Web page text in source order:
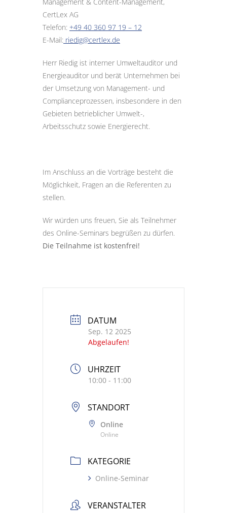
Management & Content-Management,
CertLex AG
Telefon: +49 40 360 97 19 – 12
E-Mail: riedig@certlex.de
Herr Riedig ist interner Umweltauditor und
Energieauditor und berät Unternehmen bei
der Umsetzung von Management- und
Complianceprozessen, insbesondere in den
Gebieten betrieblicher Umwelt-,
Arbeitsschutz sowie Energierecht.
Im Anschluss an die Vorträge besteht die
Möglichkeit, Fragen an die Referenten zu
stellen.
Wir würden uns freuen, Sie als Teilnehmer
des Online-Seminars begrüßen zu dürfen.
Die Teilnahme ist kostenfrei!
DATUM
Sep. 12 2025
Abgelaufen!
UHRZEIT
10:00 - 11:00
STANDORT
Online
Online
KATEGORIE
Online-Seminar
VERANSTALTER